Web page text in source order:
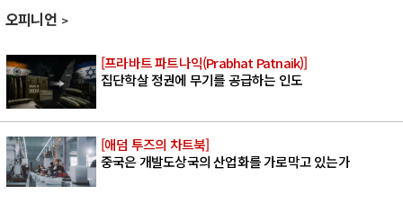
오피니언
[프라바트 파트나익(Prabhat Patnaik)]
집단학살 정권에 무기를 공급하는 인도
[애덤 투즈의 차트북]
중국은 개발도상국의 산업화를 가로막고 있는가